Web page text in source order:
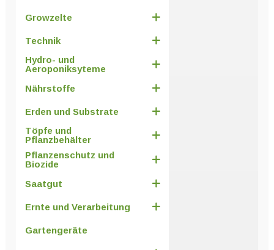
Growzelte
Technik
Hydro- und
Aeroponiksyteme
Nährstoffe
Erden und Substrate
Töpfe und
Pflanzbehälter
Pflanzenschutz und
Biozide
Saatgut
Ernte und Verarbeitung
Gartengeräte